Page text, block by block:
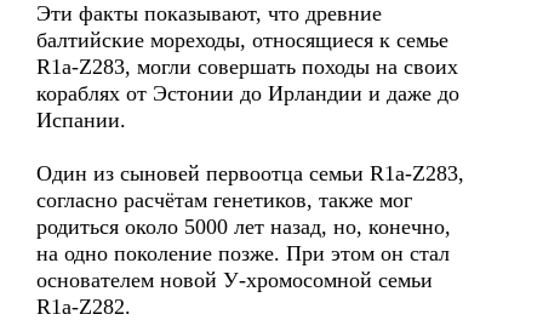
Эти факты показывают, что древние
балтийские мореходы, относящиеся к семье
R1a-Z283, могли совершать походы на своих
кораблях от Эстонии до Ирландии и даже до
Испании.
Один из сыновей первоотца семьи R1a-Z283,
согласно расчётам генетиков, также мог
родиться около 5000 лет назад, но, конечно,
на одно поколение позже. При этом он стал
основателем новой У-хромосомной семьи
R1a-Z282.